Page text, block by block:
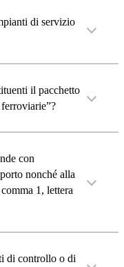
di servizio
il pacchetto
con
nonché alla
1, lettera
di controllo o di